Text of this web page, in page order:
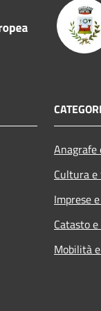
Cultura
Imprese
Catasto
Mobilità